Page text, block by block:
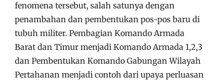
fenomena tersebut, salah satunya dengan
penambahan dan pembentukan pos-pos baru di
tubuh militer. Pembagian Komando Armada
Barat dan Timur menjadi Komando Armada 1,2,3
dan Pembentukan Komando Gabungan Wilayah
Pertahanan menjadi contoh dari upaya perluasan